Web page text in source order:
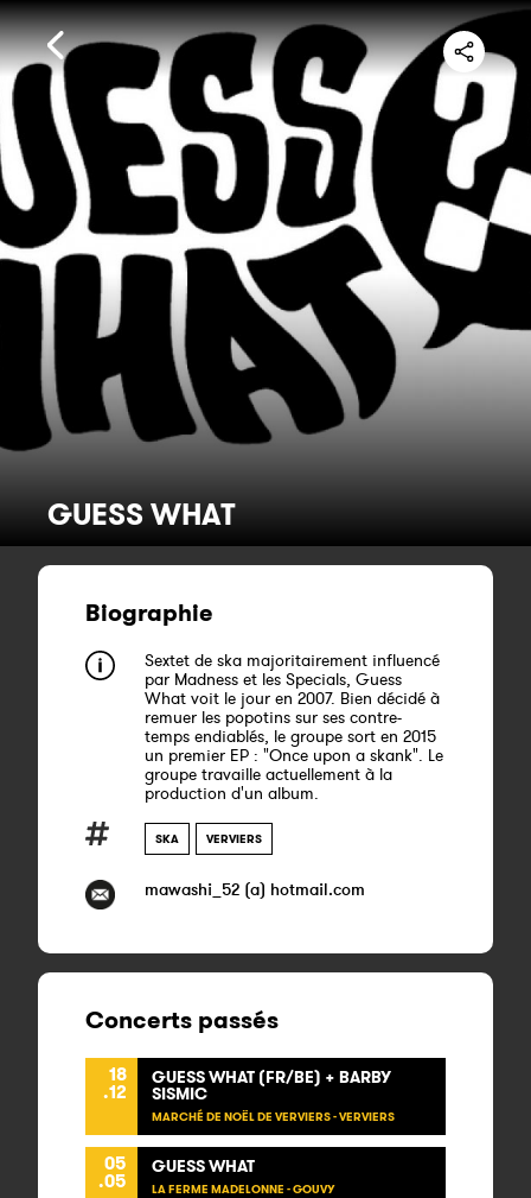
GUESS WHAT
Biographie
Sextet de ska majoritairement influencé
par Madness et les Specials, Guess
What voit le jour en 2007. Bien décidé à
remuer les popotins sur ses contre-
temps endiablés, le groupe sort en 2015
un premier EP : "Once upon a skank". Le
groupe travaille actuellement à la
production d'un album.
SKA VERVIERS
mawashi_52 (a) hotmail.com
Concerts passés
18
.12
GUESS WHAT (FR/BE) + BARBY
SISMIC
MARCHÉ DE NOËL DE VERVIERS - VERVIERS
05
.05
GUESS WHAT
LA FERME MADELONNE - GOUVY